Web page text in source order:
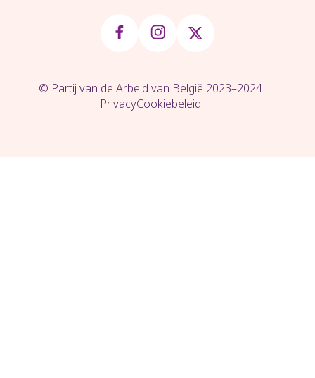
© Partij van de Arbeid van België 2023–2024
PrivacyCookiebeleid